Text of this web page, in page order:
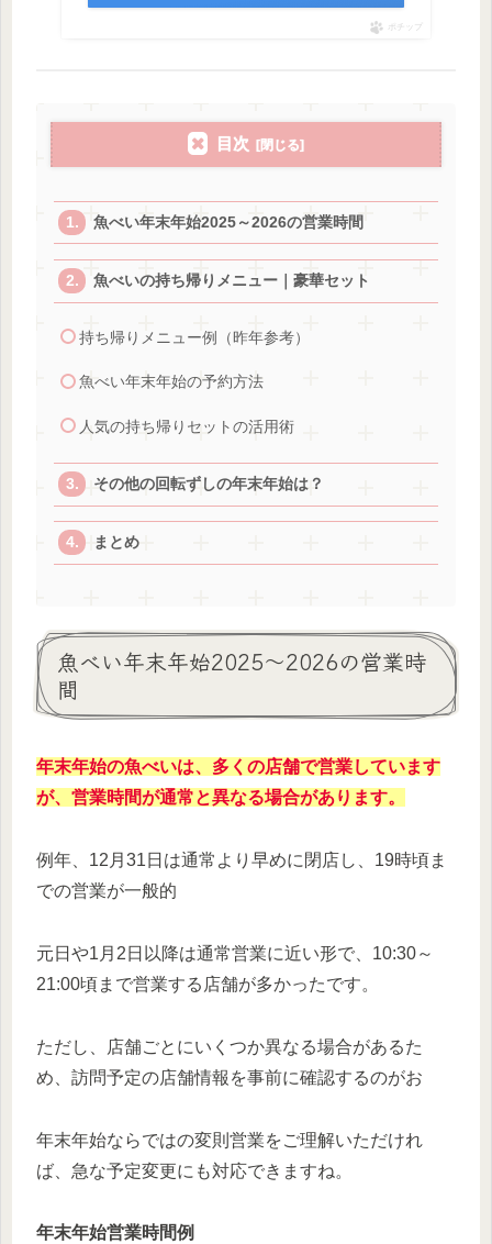
ポチップ
目次
魚べい年末年始2025～2026の営業時間
魚べいの持ち帰りメニュー｜豪華セット
持ち帰りメニュー例（昨年参考）
魚べい年末年始の予約方法
人気の持ち帰りセットの活用術
その他の回転ずしの年末年始は？
まとめ
魚べい年末年始2025～2026の営業時
間
年末年始の魚べいは、多くの店舗で営業しています
が、営業時間が通常と異なる場合があります。
例年、12月31日は通常より早めに閉店し、19時頃ま
での営業が一般的
元日や1月2日以降は通常営業に近い形で、10:30～
21:00頃まで営業する店舗が多かったです。
ただし、店舗ごとにいくつか異なる場合があるた
め、訪問予定の店舗情報を事前に確認するのがお
年末年始ならではの変則営業をご理解いただけれ
ば、急な予定変更にも対応できますね。
年末年始営業時間例